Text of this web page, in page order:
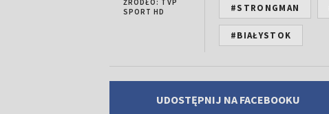
ŹRÓDŁO: TVP
SPORT HD
#STRONGMAN
#BIAŁYSTOK
UDOSTĘPNIJ NA FACEBOOKU